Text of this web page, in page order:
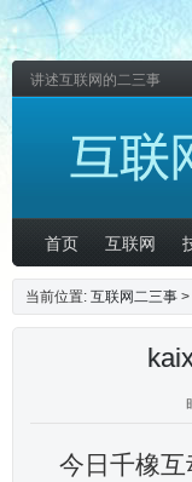
讲述互联网的二三事
首页 互联网
当前位置: 互联网二三事 >
今日千橡